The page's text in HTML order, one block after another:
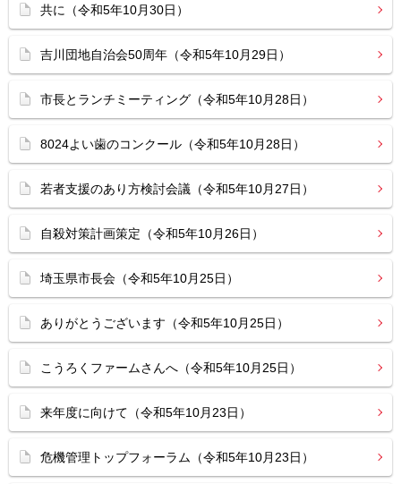
共に（令和5年10月30日）
吉川団地自治会50周年（令和5年10月29日）
市長とランチミーティング（令和5年10月28日）
8024よい歯のコンクール（令和5年10月28日）
若者支援のあり方検討会議（令和5年10月27日）
自殺対策計画策定（令和5年10月26日）
埼玉県市長会（令和5年10月25日）
ありがとうございます（令和5年10月25日）
こうろくファームさんへ（令和5年10月25日）
来年度に向けて（令和5年10月23日）
危機管理トップフォーラム（令和5年10月23日）